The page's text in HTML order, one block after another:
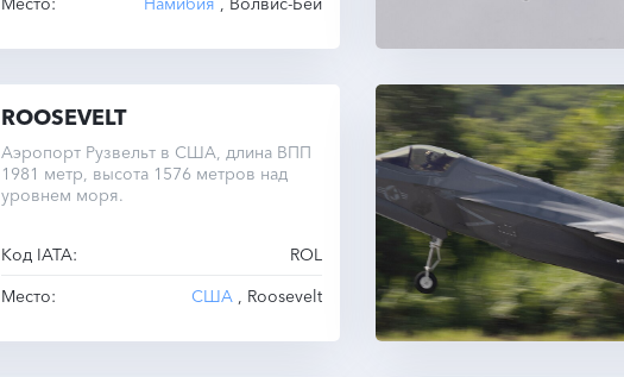
ROOSEVELT
Аэропорт Рузвельт в США, длина ВПП
1981 метр, высота 1576 метров над
уровнем моря.
Код IATA:
ROL
Место:
США , Roosevelt